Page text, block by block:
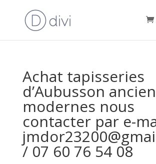
Achat tapisseries
d’Aubusson
modernes nous
contacter par e-
/ 07 60 76 54 08